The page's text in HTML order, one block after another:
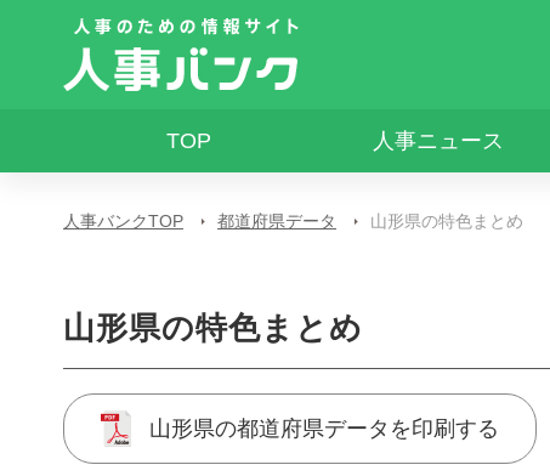
TOP 人事ニュース
人事バンクTOP 都道府県データ 山形県の特色まとめ
山形県の特色まとめ
山形県の都道府県データを印刷する